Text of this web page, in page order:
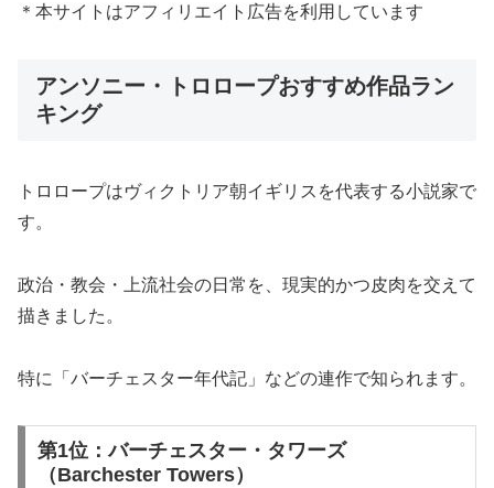
＊本サイトはアフィリエイト広告を利用しています
アンソニー・トロロープおすすめ作品ラン
キング
トロロープはヴィクトリア朝イギリスを代表する小説家で
す。
政治・教会・上流社会の日常を、現実的かつ皮肉を交えて
描きました。
特に「バーチェスター年代記」などの連作で知られます。
第1位：バーチェスター・タワーズ
（Barchester Towers）